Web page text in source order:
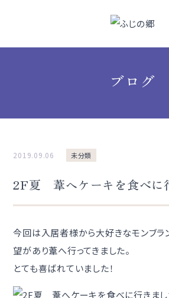
ブログ
2019.09.06 未分類
2F夏 葦へケーキを食べに
今回は入居者様から大好きなモンブラ
望があり葦へ行ってきました。
とても喜ばれていました！